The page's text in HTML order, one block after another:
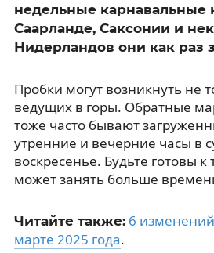
недельные карнавальные
Саарланде, Саксонии и
Нидерландов они как раз
Пробки могут возникнуть не
ведущих в горы. Обратные
тоже часто бывают
утренние и вечерние часы в
воскресенье. Будьте готовы к
может занять больше
Читайте также: 6
марте 2025 года.